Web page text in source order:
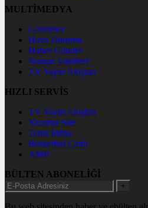
MULTİMEDYA
Gazeteler
Hava Durumu
Haber Gönder
Namaz Vakitleri
TV Yayın Akışları
HIZLI SERVİS
TV Yayın Akışları
Yazarlar Site
Tenis İddaa
Basketbol Canlı
AMP
BÜLTEN ABONELİĞİ
+